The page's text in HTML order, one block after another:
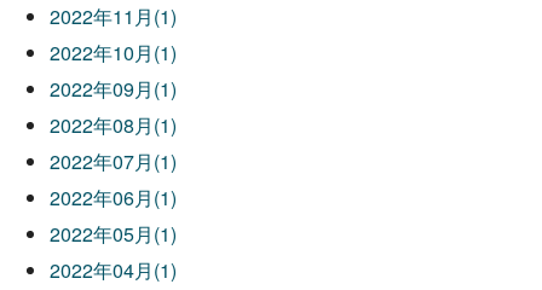
2022年11月(1)
2022年10月(1)
2022年09月(1)
2022年08月(1)
2022年07月(1)
2022年06月(1)
2022年05月(1)
2022年04月(1)